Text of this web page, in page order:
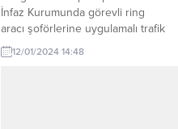
İnfaz Kurumunda görevli ring
aracı şoförlerine uygulamalı trafik
eğitimi ve trafik kuralları hakkında
bilgilendirme semineri verilmiştir...
12/01/2024 14:48